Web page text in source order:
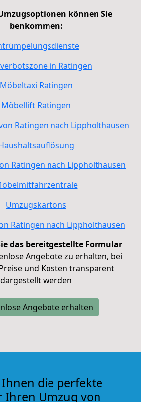
können Sie
benkommen:
in Ratingen
Möbeltaxi Ratingen
Möbellift Ratingen
Ratingen nach Lippholthausen
Ratingen nach Lippholthausen
Umzugskartons
Ratingen nach Lippholthausen
das bereitgestellte Formular
Angebote zu erhalten, bei
und Kosten transparent
dargestellt werden
Angebote erhalten
die perfekte
Ihren Umzug von